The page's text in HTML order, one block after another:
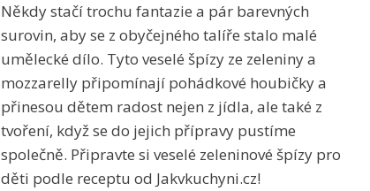
Někdy stačí trochu fantazie a pár barevných
surovin, aby se z obyčejného talíře stalo malé
umělecké dílo. Tyto veselé špízy ze zeleniny a
mozzarelly připomínají pohádkové houbičky a
přinesou dětem radost nejen z jídla, ale také z
tvoření, když se do jejich přípravy pustíme
společně. Připravte si veselé zeleninové špízy pro
děti podle receptu od Jakvkuchyni.cz!